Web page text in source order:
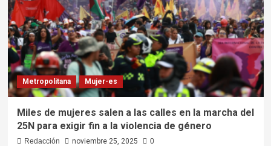
Metropolitana Mujer-es
Miles de mujeres salen a las calles en la marcha del
25N para exigir fin a la violencia de género
Redacción noviembre 25, 2025
0